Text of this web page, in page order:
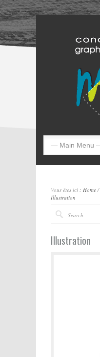
Vous êtes ici : Home/
Illustration
Illustration